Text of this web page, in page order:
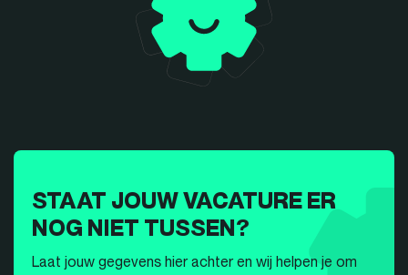
STAAT JOUW VACATURE ER
NOG NIET TUSSEN?
Laat jouw gegevens hier achter en wij helpen je om